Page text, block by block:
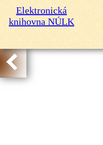
Elektronická
knihovna NÚLK